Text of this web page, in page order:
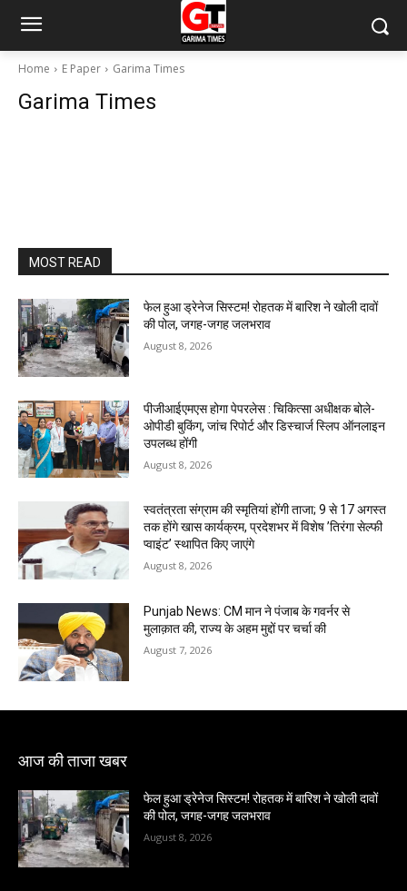
Home E Paper Garima Times
Garima Times
MOST READ
फेल हुआ ड्रेनेज सिस्टम! रोहतक में बारिश ने खोली दावों
की पोल, जगह-जगह जलभराव
August 8, 2026
पीजीआईएमएस होगा पेपरलेस : चिकित्सा अधीक्षक बोले-
ओपीडी बुकिंग, जांच रिपोर्ट और डिस्चार्ज स्लिप ऑनलाइन
उपलब्ध होंगी
August 8, 2026
स्वतंत्रता संग्राम की स्मृतियां होंगी ताजा; 9 से 17 अगस्त
तक होंगे खास कार्यक्रम, प्रदेशभर में विशेष ’तिरंगा सेल्फी
प्वाइंट’ स्थापित किए जाएंगे
August 8, 2026
Punjab News: CM मान ने पंजाब के गवर्नर से
मुलाक़ात की, राज्य के अहम मुद्दों पर चर्चा की
August 7, 2026
आज की ताजा खबर
फेल हुआ ड्रेनेज सिस्टम! रोहतक में बारिश ने खोली दावों
की पोल, जगह-जगह जलभराव
August 8, 2026